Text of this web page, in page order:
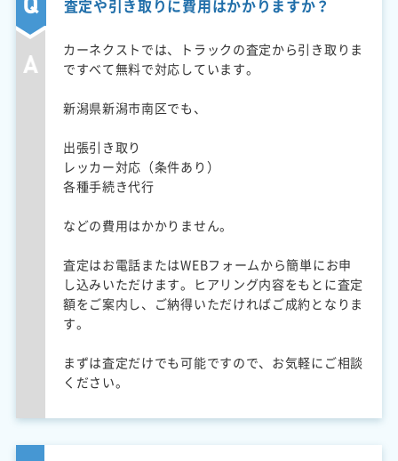
査定や引き取りに費用はかかりますか？
カーネクストでは、トラックの査定から引き取りま
ですべて無料で対応しています。
新潟県新潟市南区でも、
出張引き取り
レッカー対応（条件あり）
各種手続き代行
などの費用はかかりません。
査定はお電話またはWEBフォームから簡単にお申
し込みいただけます。ヒアリング内容をもとに査定
額をご案内し、ご納得いただければご成約となりま
す。
まずは査定だけでも可能ですので、お気軽にご相談
ください。